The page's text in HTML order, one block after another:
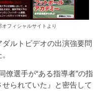
フィシャルサイトより
ルトビデオの出演強要問
僚選手が“ある指導者”の指
られていた』と密告して